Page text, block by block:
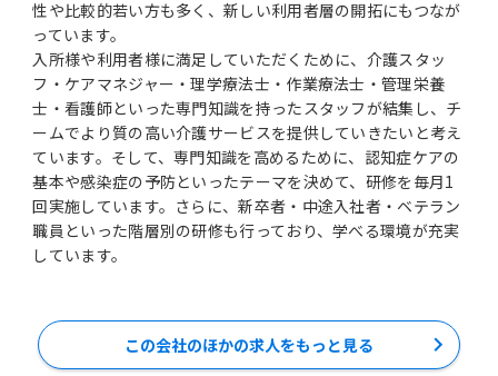
性や比較的若い方も多く、新しい利用者層の開拓にもつなが
っています。
入所様や利用者様に満足していただくために、介護スタッ
フ・ケアマネジャー・理学療法士・作業療法士・管理栄養
士・看護師といった専門知識を持ったスタッフが結集し、チ
ームでより質の高い介護サービスを提供していきたいと考え
ています。そして、専門知識を高めるために、認知症ケアの
基本や感染症の予防といったテーマを決めて、研修を毎月1
回実施しています。さらに、新卒者・中途入社者・ベテラン
職員といった階層別の研修も行っており、学べる環境が充実
しています。
この会社のほかの求人をもっと見る